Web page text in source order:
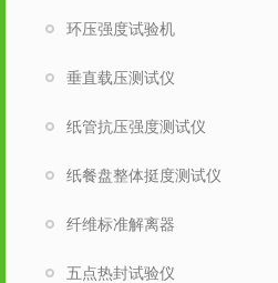
环压强度试验机
垂直载压测试仪
纸管抗压强度测试仪
纸餐盘整体挺度测试仪
纤维标准解离器
五点热封试验仪